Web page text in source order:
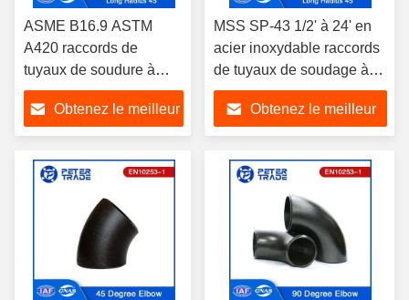
ASME B16.9 ASTM
A420 raccords de
tuyaux de soudure à
bout en acier au
carbone 45 degrés
coude long rayon
coudes
Obtenez le meilleur
MSS SP-43 1/2' à 24' en
acier inoxydable raccords
de tuyaux de soudage à
bout long rayon coudes 45
degrésObtenez le meilleur